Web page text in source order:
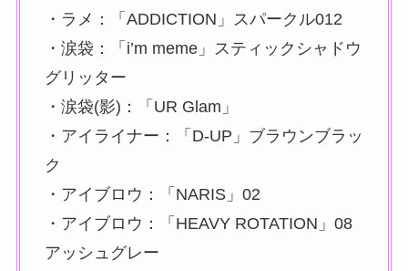
・ラメ：「ADDICTION」スパークル012
・涙袋：「i’m meme」スティックシャドウ
グリッター
・涙袋(影)：「UR Glam」
・アイライナー：「D-UP」ブラウンブラッ
ク
・アイブロウ：「NARIS」02
・アイブロウ：「HEAVY ROTATION」08
アッシュグレー